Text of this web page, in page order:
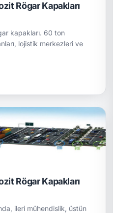
Rögar Kapakları
kapakları. 60 ton
lojistik merkezleri ve
Rögar Kapakları
ileri mühendislik, üstün